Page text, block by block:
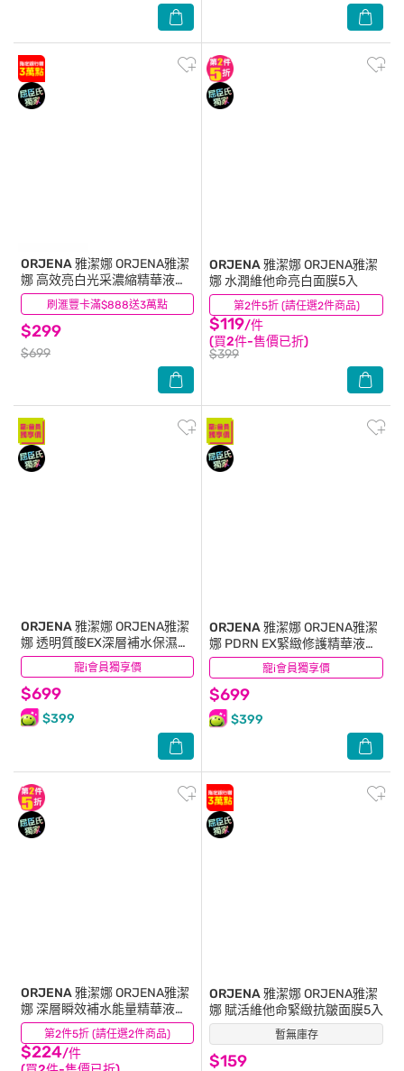
刷滙豐卡滿$888送3萬點
ORJENA 雅潔娜ORJENA雅潔
娜 高效亮白光采濃縮精華液
30ml
$299
$699
(0) 第2件5折 (請任選2件商品)
ORJENA 雅潔娜ORJENA雅潔
娜 水潤維他命亮白面膜5入
$119/件
(買2件-售價已折)
$399
(0)
寵i會員獨享價
ORJENA 雅潔娜ORJENA雅潔
娜 透明質酸EX深層補水保濕精
華液50ml
$699
$399
(0) 寵i會員獨享價
ORJENA 雅潔娜ORJENA雅潔
娜 PDRN EX緊緻修護精華液
50ml
$699
$399
(0)
第2件5折 (請任選2件商品)
ORJENA 雅潔娜ORJENA雅潔
娜 深層瞬效補水能量精華液
30ml
$224/件
(0) 暫無庫存
ORJENA 雅潔娜ORJENA雅潔
娜 賦活維他命緊緻抗皺面膜5入
$159
(2)